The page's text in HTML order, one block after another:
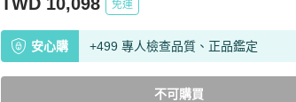
免運
安心購 +499 專人檢查品質、正品鑑定
不可購買